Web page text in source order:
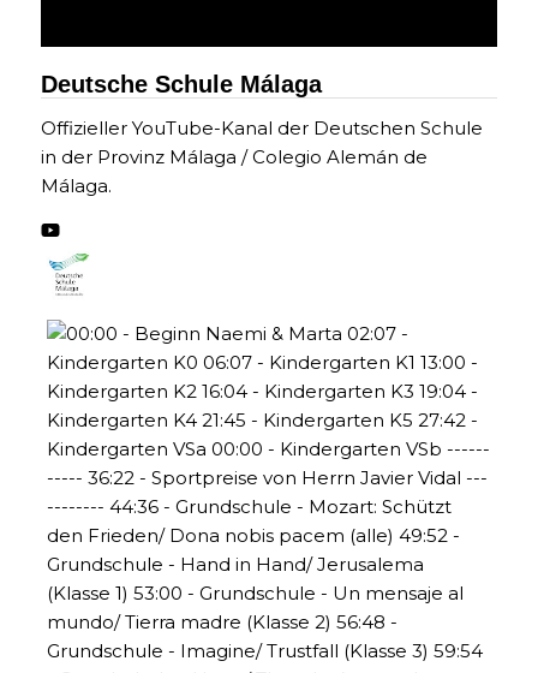
Deutsche Schule Málaga
Offizieller YouTube-Kanal der Deutschen Schule
in der Provinz Málaga / Colegio Alemán de
Málaga.